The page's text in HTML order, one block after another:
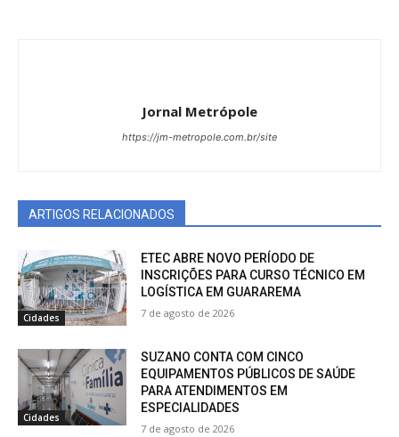
Jornal Metrópole
https://jm-metropole.com.br/site
ARTIGOS RELACIONADOS
Cidades
ETEC ABRE NOVO PERÍODO DE
INSCRIÇÕES PARA CURSO TÉCNICO EM
LOGÍSTICA EM GUARAREMA
7 de agosto de 2026
Cidades
SUZANO CONTA COM CINCO
EQUIPAMENTOS PÚBLICOS DE SAÚDE
PARA ATENDIMENTOS EM
ESPECIALIDADES
7 de agosto de 2026